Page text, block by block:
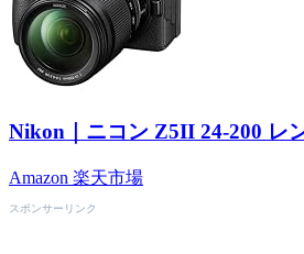
Nikon｜ニコン Z5II 24-200 レ
Amazon 楽天市場
スポンサーリンク